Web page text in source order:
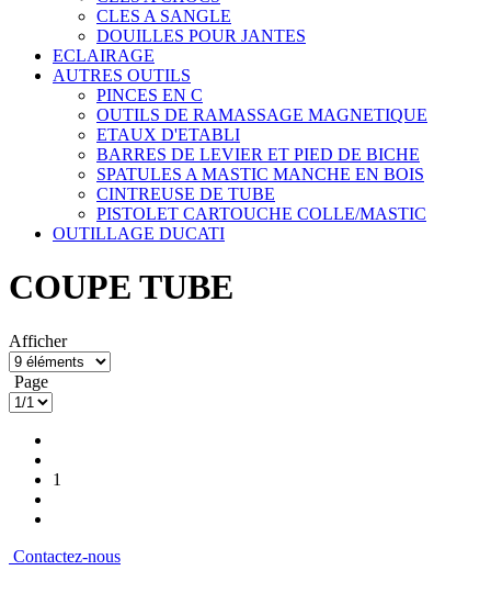
CLES A SANGLE
DOUILLES POUR JANTES
ECLAIRAGE
AUTRES OUTILS
PINCES EN C
OUTILS DE RAMASSAGE MAGNETIQUE
ETAUX D'ETABLI
BARRES DE LEVIER ET PIED DE BICHE
SPATULES A MASTIC MANCHE EN BOIS
CINTREUSE DE TUBE
PISTOLET CARTOUCHE COLLE/MASTIC
OUTILLAGE DUCATI
COUPE TUBE
Afficher
Page
1
Contactez-nous